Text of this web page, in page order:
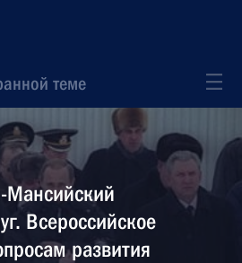
теме
Мансийский
Всероссийское
развития